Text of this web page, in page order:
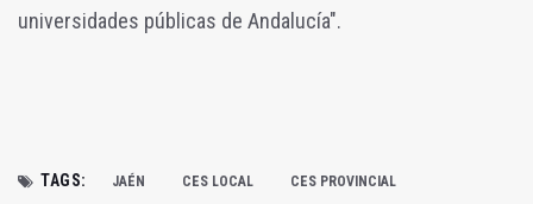
universidades públicas de Andalucía".
TAGS: JAÉN CES LOCAL CES PROVINCIAL